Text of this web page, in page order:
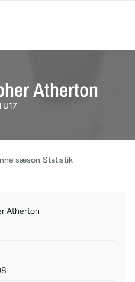
Atherton
sæson Statistik
Atherton